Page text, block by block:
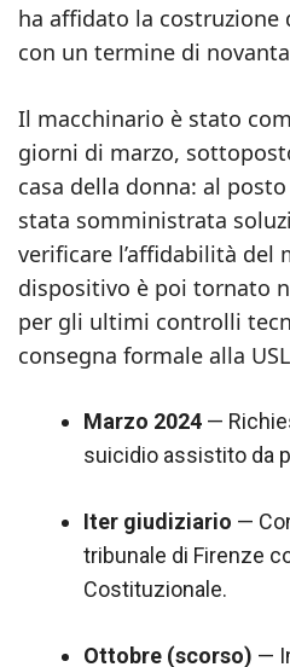
ha affidato la costruzione
con un termine di
Il macchinario è stato
giorni di marzo,
casa della donna: al
stata somministrata
verificare l’affidabilità del
dispositivo è poi tornato
per gli ultimi controlli
consegna formale alla
Marzo 2024 —
suicidio assistito da
Iter giudiziario —
tribunale di Firenze
Costituzionale.
Ottobre (scorso) —